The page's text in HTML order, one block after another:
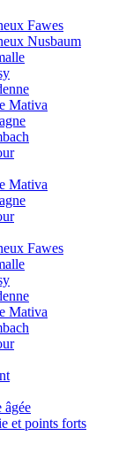
Fawes
Nusbaum
Mativa
Mativa
Fawes
Mativa
âgée
et points forts